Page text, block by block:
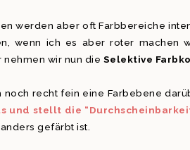
werden aber oft Farbbereiche
wenn ich es aber roter machen
nehmen wir nun die Selektive
noch recht fein eine Farbebene
und stellt die
gefärbt ist.